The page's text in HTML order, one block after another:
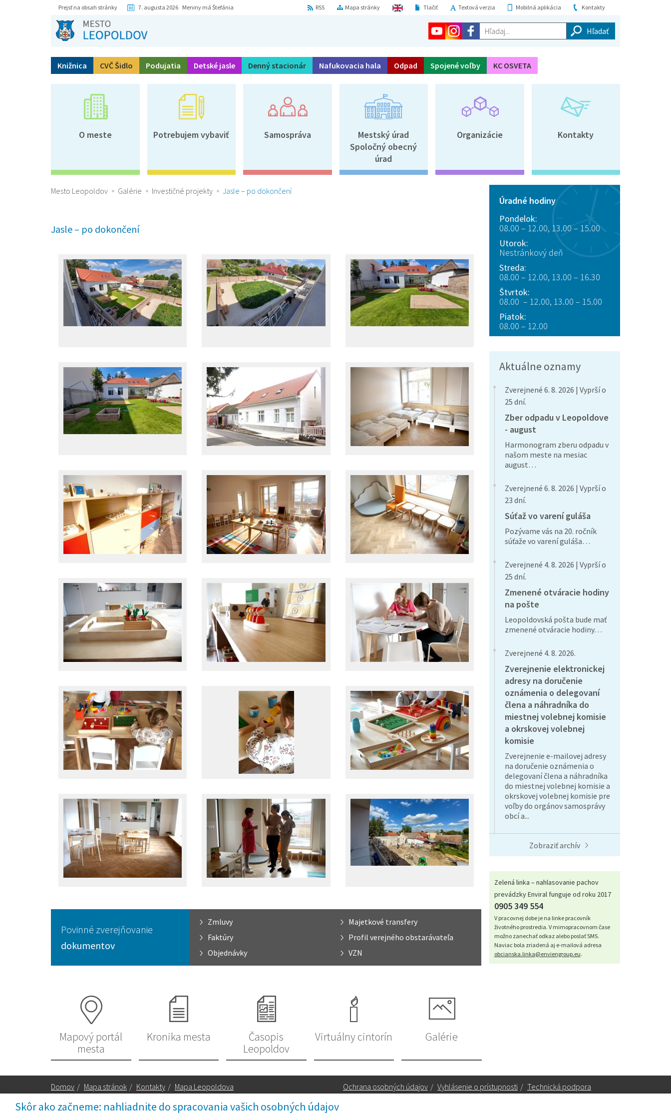
Skôr ako začneme: nahliadnite do spracovania vašich osobných údajov
Prejsť na obsah stránky 7. augusta 2026 Meniny má Štefánia Kontakty
Mobilná aplikácia
Textová verzia
Tlačiť
Mapa stránky
RSS
Hľadaj...
Knižnica CVČ Šidlo Podujatia Detské jasle Denný stacionár Nafukovacia hala Odpad Spojené voľby KC OSVETA
O meste Potrebujem vybaviť Samospráva
Mestský úrad
Spoločný obecný
úrad
Organizácie Kontakty
Mesto Leopoldov Galérie Investičné projekty Jasle – po dokončení
Jasle – po dokončení
Povinné zverejňovanie
dokumentov
Zmluvy
Majetkové transfery
Faktúry
Profil verejného obstarávateľa
Objednávky
VZN
Mapový portál
mesta
Kronika mesta
Časopis
Leopoldov
Virtuálny cintorín Galérie
Úradné hodiny
Pondelok:
08.00 – 12.00, 13.00 – 15.00
Utorok:
Nestránkový deň
Streda:
08.00 – 12.00, 13.00 – 16.30
Štvrtok:
08.00 – 12.00, 13.00 – 15.00
Piatok:
08.00 – 12.00
Aktuálne oznamy
Zverejnené 6. 8. 2026 | Vyprší o
25 dní.
Zber odpadu v Leopoldove
- august
Harmonogram zberu odpadu v
našom meste na mesiac
august…
Zverejnené 6. 8. 2026 | Vyprší o
23 dní.
Súťaž vo varení guláša
Pozývame vás na 20. ročník
súťaže vo varení guláša…
Zverejnené 4. 8. 2026 | Vyprší o
25 dní.
Zmenené otváracie hodiny
na pošte
Leopoldovská pošta bude mať
zmenené otváracie hodiny…
Zverejnené 4. 8. 2026.
Zverejnenie elektronickej
adresy na doručenie
oznámenia o delegovaní
člena a náhradníka do
miestnej volebnej komisie
a okrskovej volebnej
komisie
Zverejnenie e-mailovej adresy
na doručenie oznámenia o
delegovaní člena a náhradníka
do miestnej volebnej komisie a
okrskovej volebnej komisie pre
voľby do orgánov samosprávy
obcí a...
Zobraziť archív
Zelená linka – nahlasovanie pachov
prevádzky Enviral funguje od roku 2017
0905 349 554
V pracovnej dobe je na linke pracovník
životného prostredia. V mimopracovnom čase
možno zanechať odkaz alebo poslať SMS.
Naviac bola zriadená aj e-mailová adresa
obcianska.linka@enviengroup.eu.
Domov / Mapa stránok / Kontakty / Mapa Leopoldova Ochrana osobných údajov / Vyhlásenie o prístupnosti / Technická podpora